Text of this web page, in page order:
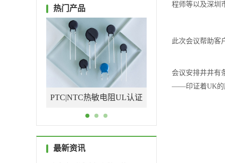
热门产品
新能源汽车充电枪检测认证
机构
最新资讯
程师等以及深圳
此次会议帮助客
会议安排井井有
——印证着UK的